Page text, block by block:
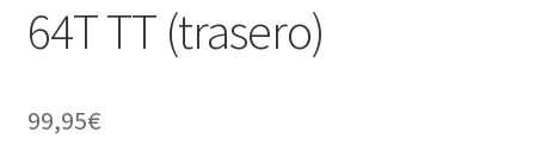
64T TT (trasero)
99,95€